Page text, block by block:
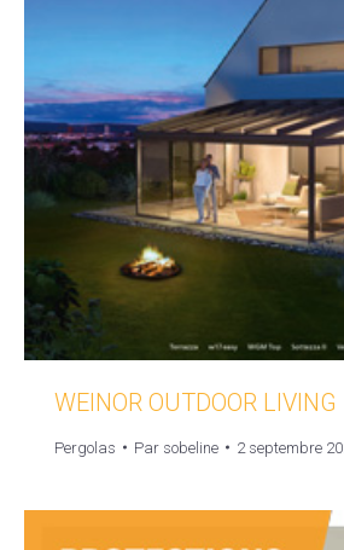
WEINOR OUTDOOR LIVING
Pergolas Par sobeline 2 septembre